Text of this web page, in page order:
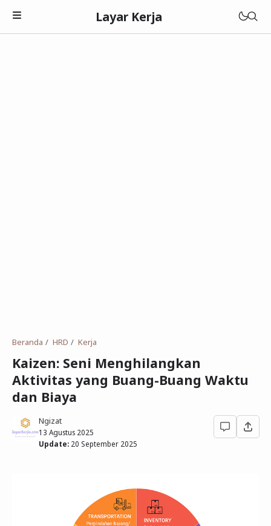
Layar Kerja
Beranda HRD Kerja
Kaizen: Seni Menghilangkan
Aktivitas yang Buang-Buang Waktu
dan Biaya
Ngizat
13 Agustus 2025
Update: 20 September 2025